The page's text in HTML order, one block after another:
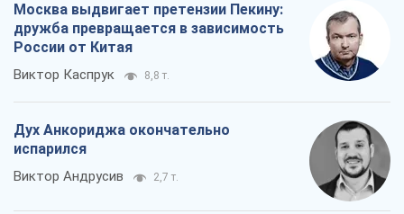
Москва выдвигает претензии Пекину:
дружба превращается в зависимость
России от Китая
Виктор Каспрук 8,8 т.
Дух Анкориджа окончательно
испарился
Виктор Андрусив 2,7 т.